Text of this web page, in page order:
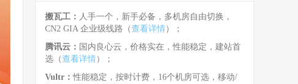
搬瓦工： 人手一个，新手必备，多机房自由切换，
CN2 GIA 企业级线路（查看详情）；
腾讯云： 国内良心云，价格实在，性能稳定，建站首
选（查看详情）；
Vultr：性能稳定，按时计费，16个机房可选，移动/